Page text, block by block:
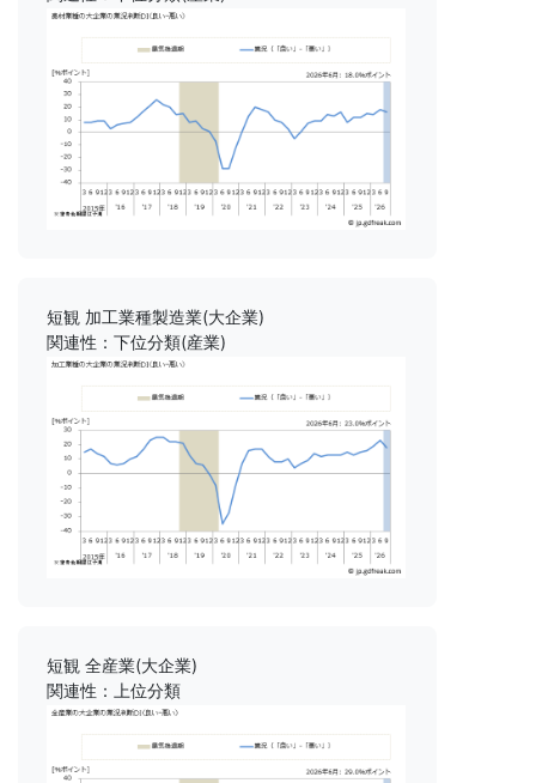
短観 加工業種製造業(大企業)
関連性：下位分類(産業)
短観 全産業(大企業)
関連性：上位分類